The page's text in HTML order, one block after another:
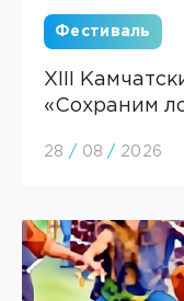
Фестиваль
XIII
«Сохраним
28 / 08 / 2026